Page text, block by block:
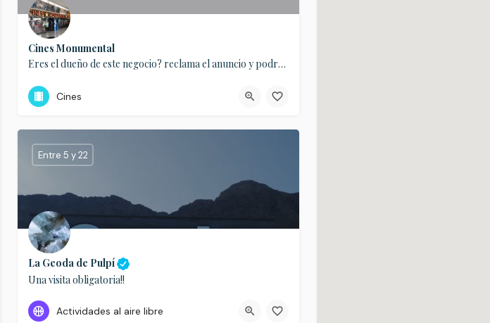
Cines Monumental
Eres el dueño de este negocio? reclama el anuncio y podrás editarlo completamente y añadirle toda la…
Cines
La Geoda de Pulpí
Una visita obligatoria!!
950 96 27 27
Entre 5 y 22
Actividades al aire libre